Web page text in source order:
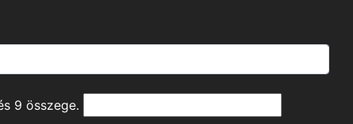
9 összege.